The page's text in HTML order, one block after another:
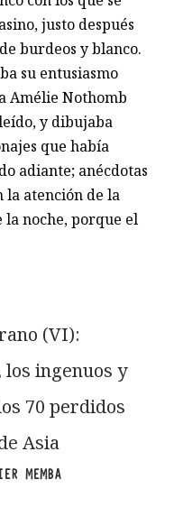
justo después
burdeos y blanco.
su entusiasmo
Amélie Nothomb
y dibujaba
que había
adiante; anécdotas
la atención de la
noche, porque el
(VI):
ingenuos y
70 perdidos
Asia
MEMBA